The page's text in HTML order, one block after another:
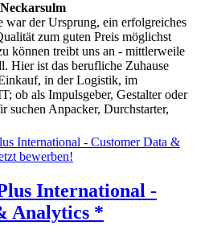
Neckarsulm
war der Ursprung, ein erfolgreiches
zum guten Preis möglichst
können treibt uns an - mittlerweile
Hier ist das berufliche Zuhause
in der Logistik, im
ob als Impulsgeber, Gestalter oder
suchen Anpacker, Durchstarter,
International -
Analytics *